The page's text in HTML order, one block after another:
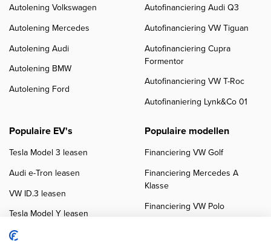
Autolening Volkswagen
Autolening Mercedes
Autolening Audi
Autolening BMW
Autolening Ford
Autofinanciering Audi Q3
Autofinanciering VW Tiguan
Autofinanciering Cupra
Formentor
Autofinanciering VW T-Roc
Autofinaniering Lynk&Co 01
Populaire EV's
Tesla Model 3 leasen
Audi e-Tron leasen
VW ID.3 leasen
Tesla Model Y leasen
VW ID.4 leasen
Populaire modellen
Financiering VW Golf
Financiering Mercedes A
Klasse
Financiering VW Polo